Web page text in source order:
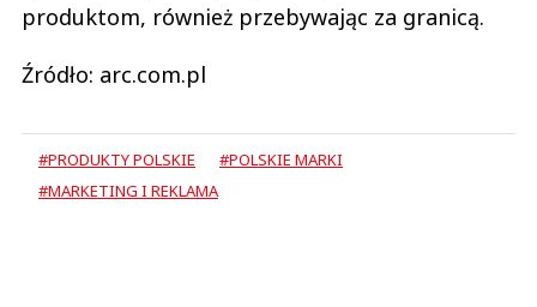
produktom, również przebywając za granicą.
Źródło: arc.com.pl
#PRODUKTY POLSKIE
#POLSKIE MARKI
#MARKETING I REKLAMA